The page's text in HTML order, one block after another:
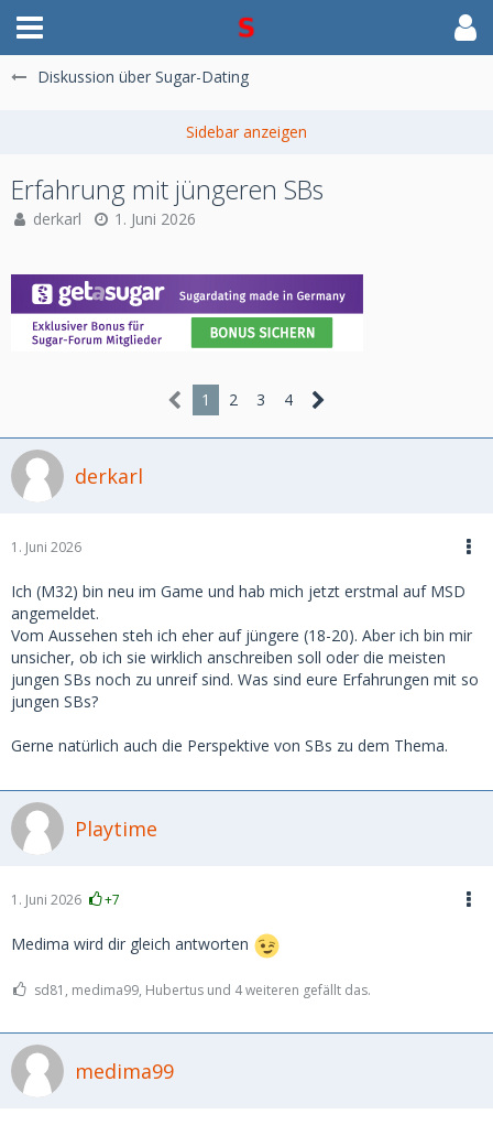
Diskussion über Sugar-Dating
Erfahrung mit jüngeren SBs
derkarl 1. Juni 2026
1 2 3 4
derkarl
1. Juni 2026
Ich (M32) bin neu im Game und hab mich jetzt erstmal auf MSD
angemeldet.
Vom Aussehen steh ich eher auf jüngere (18-20). Aber ich bin mir
unsicher, ob ich sie wirklich anschreiben soll oder die meisten
jungen SBs noch zu unreif sind. Was sind eure Erfahrungen mit so
jungen SBs?
Gerne natürlich auch die Perspektive von SBs zu dem Thema.
Playtime
1. Juni 2026 +7
Medima wird dir gleich antworten
sd81, medima99, Hubertus und 4 weiteren gefällt das.
medima99